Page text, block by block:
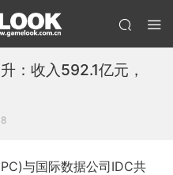
：收入592.1亿元，
与国际数据公司IDC共